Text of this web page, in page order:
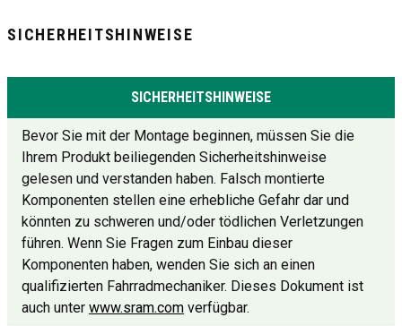
SICHERHEITSHINWEISE
SICHERHEITSHINWEISE
Bevor Sie mit der Montage beginnen, müssen Sie die
Ihrem Produkt beiliegenden Sicherheitshinweise
gelesen und verstanden haben. Falsch montierte
Komponenten stellen eine erhebliche Gefahr dar und
könnten zu schweren und/oder tödlichen Verletzungen
führen. Wenn Sie Fragen zum Einbau dieser
Komponenten haben, wenden Sie sich an einen
qualifizierten Fahrradmechaniker. Dieses Dokument ist
auch unter www.sram.com verfügbar.